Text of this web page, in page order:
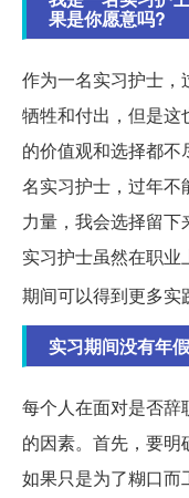
果是你愿意吗?
作为一名实习护士，
牺牲和付出，但是这
的价值观和选择都
名实习护士，过年
力量，我会选择留下
实习护士虽然在职
期间可以得到更多实
实习期间没有年
每个人在面对是否
的因素。首先，要明
如果只是为了糊口